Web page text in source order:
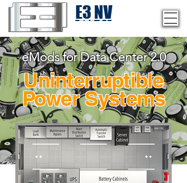
E3 NV
1-775-246-8111
eMods for Data Center 2.0
Uninterruptible
Power Systems